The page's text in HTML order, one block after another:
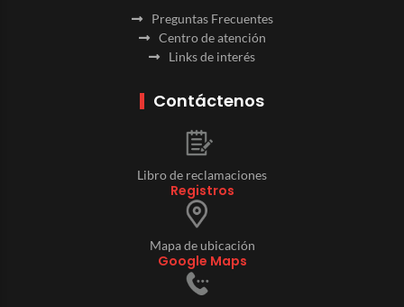
Preguntas Frecuentes
Centro de atención
Links de interés
Contáctenos
Libro de reclamaciones
Registros
Mapa de ubicación
Google Maps